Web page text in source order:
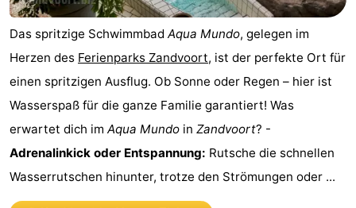
Soleil
(mit
Lastminutes
Sehen
tun
Museen
-
Das spritzige Schwimmbad Aqua Mundo, gelegen im
Herzen des Ferienparks Zandvoort, ist der perfekte Ort für
einen spritzigen Ausflug. Ob Sonne oder Regen – hier ist
Wasserspaß für die ganze Familie garantiert! Was
erwartet dich im Aqua Mundo in Zandvoort? -
Adrenalinkick oder Entspannung: Rutsche die schnellen
Wasserrutschen hinunter, trotze den Strömungen oder ...